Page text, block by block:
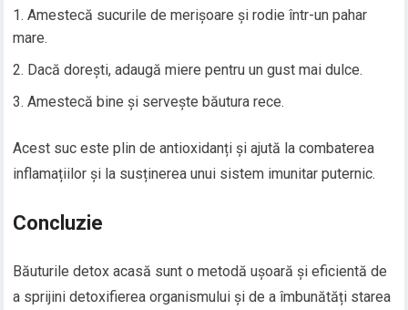
Amestecă sucurile de merișoare și rodie într-un pahar
mare.
Dacă dorești, adaugă miere pentru un gust mai dulce.
Amestecă bine și servește băutura rece.
Acest suc este plin de antioxidanți și ajută la combaterea
inflamațiilor și la susținerea unui sistem imunitar puternic.
Concluzie
Băuturile detox acasă sunt o metodă ușoară și eficientă de
a sprijini detoxifierea organismului și de a îmbunătăți starea